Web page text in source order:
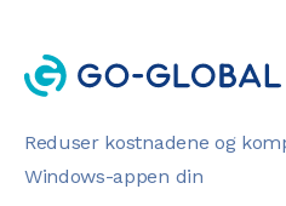
Reduser kostnadene og
Windows-appen din